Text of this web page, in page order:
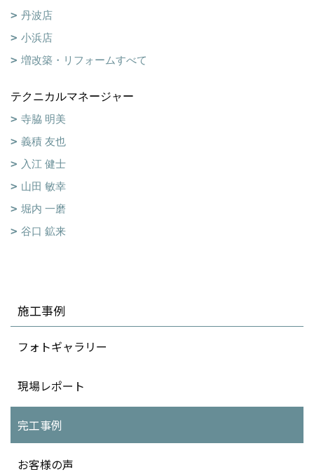
丹波店
小浜店
増改築・リフォームすべて
テクニカルマネージャー
寺脇 明美
義積 友也
入江 健士
山田 敏幸
堀内 一磨
谷口 鉱来
施工事例
フォトギャラリー
現場レポート
完工事例
お客様の声